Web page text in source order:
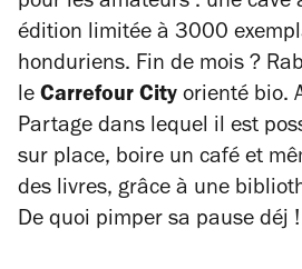
édition limitée à 3000
honduriens. Fin de mois ?
le Carrefour City orienté bio.
Partage dans lequel il est
sur place, boire un café et
des livres, grâce à une
De quoi pimper sa pause déj !